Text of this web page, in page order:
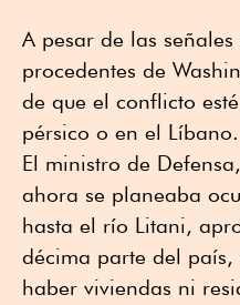
A pesar de las
procedentes de
de que el conflicto
pérsico o en el Líbano.
El ministro de
ahora se planeaba
hasta el río Litani,
décima parte del
haber viviendas ni